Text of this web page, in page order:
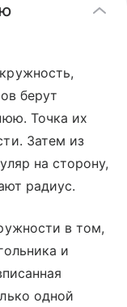
берут
Точка их
Затем из
на сторону,
радиус.
в том,
и
одной